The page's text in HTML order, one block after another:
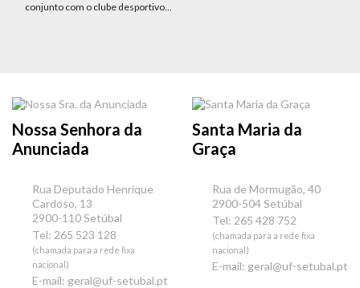
conjunto com o clube desportivo...
Nossa Senhora da
Anunciada
Rua Deputado Henrique
Cardoso, 13
2900-110 Setúbal
Tel: 265 523 128
(chamada para a rede fixa
nacional)
E-mail: geral@uf-setubal.pt
Santa Maria da
Graça
Rua de Mormugão, 40
2900-504 Setúbal
Tel: 265 428 752
(chamada para a rede fixa
nacional)
E-mail: geral@uf-setubal.pt